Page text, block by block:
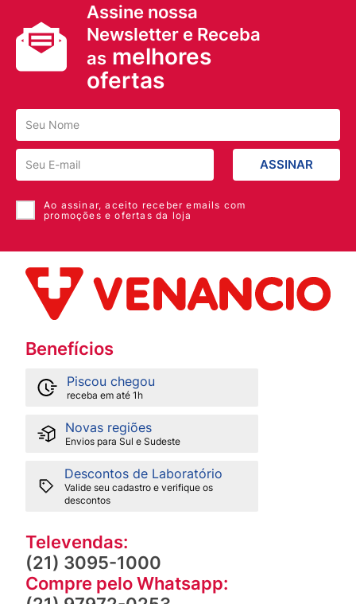
Assine nossa
Newsletter e Receba
as melhores
ofertas
ASSINAR
Ao assinar, aceito receber emails com
promoções e ofertas da loja
Benefícios
Piscou chegou
receba em até 1h
Novas regiões
Envios para Sul e Sudeste
Descontos de Laboratório
Valide seu cadastro e verifique os
descontos
Televendas:
(21) 3095-1000
Compre pelo Whatsapp: